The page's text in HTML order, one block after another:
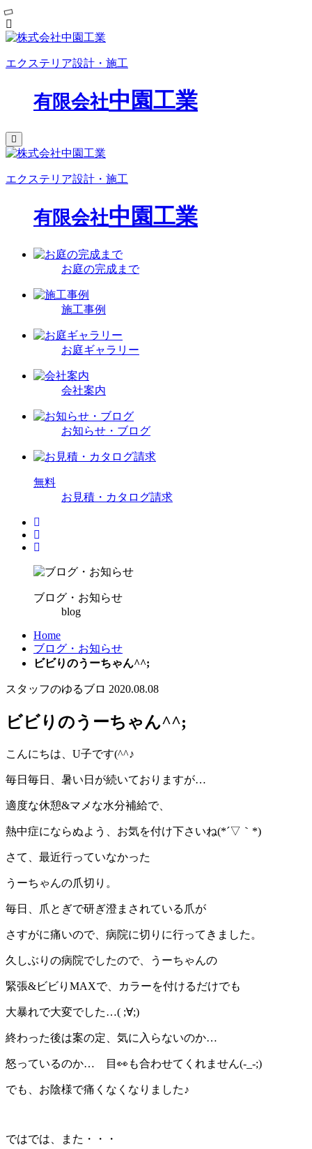
エクステリア設計・施工
有限会社中園工業
エクステリア設計・施工
有限会社中園工業
お庭の完成まで
施工事例
お庭ギャラリー
会社案内
お知らせ・ブログ
無料
お見積・カタログ請求
ブログ・お知らせ
blog
Home
ブログ・お知らせ
ビビりのうーちゃん^^;
スタッフのゆるブロ 2020.08.08
ビビりのうーちゃん^^;
こんにちは、U子です(^^♪
毎日毎日、暑い日が続いておりますが…
適度な休憩&マメな水分補給で、
熱中症にならぬよう、お気を付け下さいね(*´▽｀*)
さて、最近行っていなかった
うーちゃんの爪切り。
毎日、爪とぎで研ぎ澄まされている爪が
さすがに痛いので、病院に切りに行ってきました。
久しぶりの病院でしたので、うーちゃんの
緊張&ビビりMAXで、カラーを付けるだけでも
大暴れで大変でした…( ;∀;)
終わった後は案の定、気に入らないのか…
怒っているのか… 目👀も合わせてくれません(-_-;)
でも、お陰様で痛くなくなりました♪
ではでは、また・・・